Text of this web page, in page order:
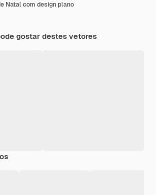
Natal com design plano
gostar destes vetores